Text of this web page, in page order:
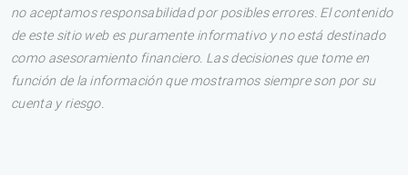
no aceptamos responsabilidad por posibles errores. El contenido
de este sitio web es puramente informativo y no está destinado
como asesoramiento financiero. Las decisiones que tome en
función de la información que mostramos siempre son por su
cuenta y riesgo.